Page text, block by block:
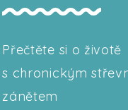
Přečtěte si o životě
s chronickým
zánětem